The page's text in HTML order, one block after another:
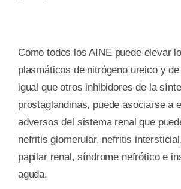
Como todos los AINE puede elevar
plasmáticos de nitrógeno ureico y
igual que otros inhibidores de la
prostaglandinas, puede asociarse a
adversos del sistema renal que
nefritis glomerular, nefritis
papilar renal, síndrome nefrótico e
aguda.